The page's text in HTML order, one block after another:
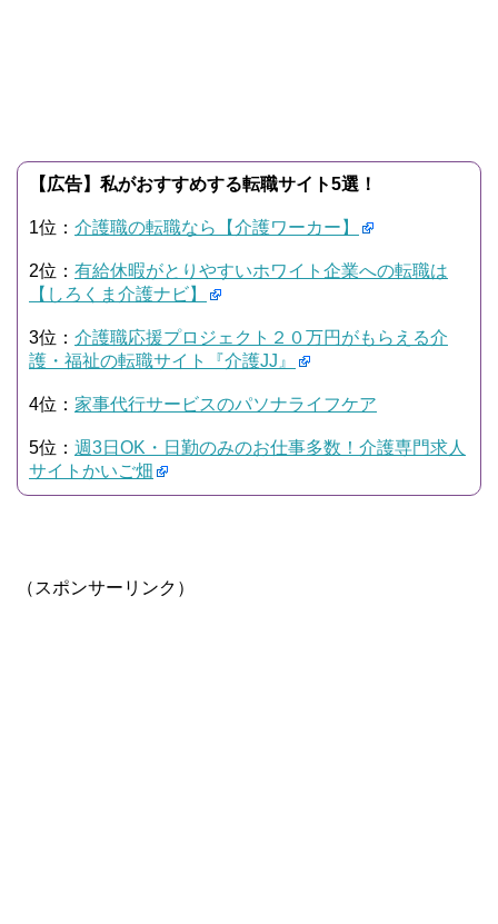
【広告】私がおすすめする転職サイト5選！
1位： 介護職の転職なら【介護ワーカー】
2位： 有給休暇がとりやすいホワイト企業への転職は
【しろくま介護ナビ】
3位： 介護職応援プロジェクト２０万円がもらえる介
護・福祉の転職サイト『介護JJ』
4位： 家事代行サービスのパソナライフケア
5位： 週3日OK・日勤のみのお仕事多数！介護専門求人
サイトかいご畑
（スポンサーリンク）